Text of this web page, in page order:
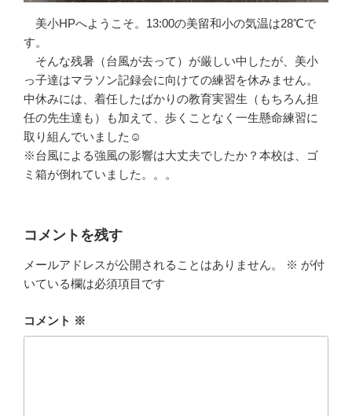
美小HPへようこそ。13:00の美留和小の気温は28℃で
す。
そんな残暑（台風が去って）が厳しい中したが、美小
っ子達はマラソン記録会に向けての練習を休みません。
中休みには、着任したばかりの教育実習生（もちろん担
任の先生達も）も加えて、歩くことなく一生懸命練習に
取り組んでいました☺
※台風による強風の影響は大丈夫でしたか？本校は、ゴ
ミ箱が倒れていました。。。
コメントを残す
メールアドレスが公開されることはありません。 ※ が付
いている欄は必須項目です
コメント ※